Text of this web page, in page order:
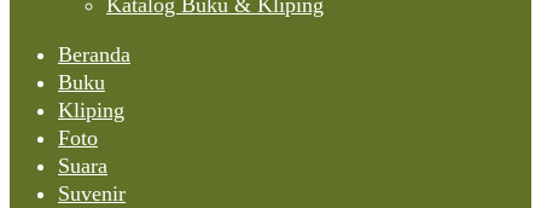
Katalog Buku & Kliping
Beranda
Buku
Kliping
Foto
Suara
Suvenir